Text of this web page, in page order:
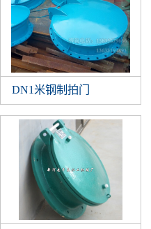
DN1米钢制拍门